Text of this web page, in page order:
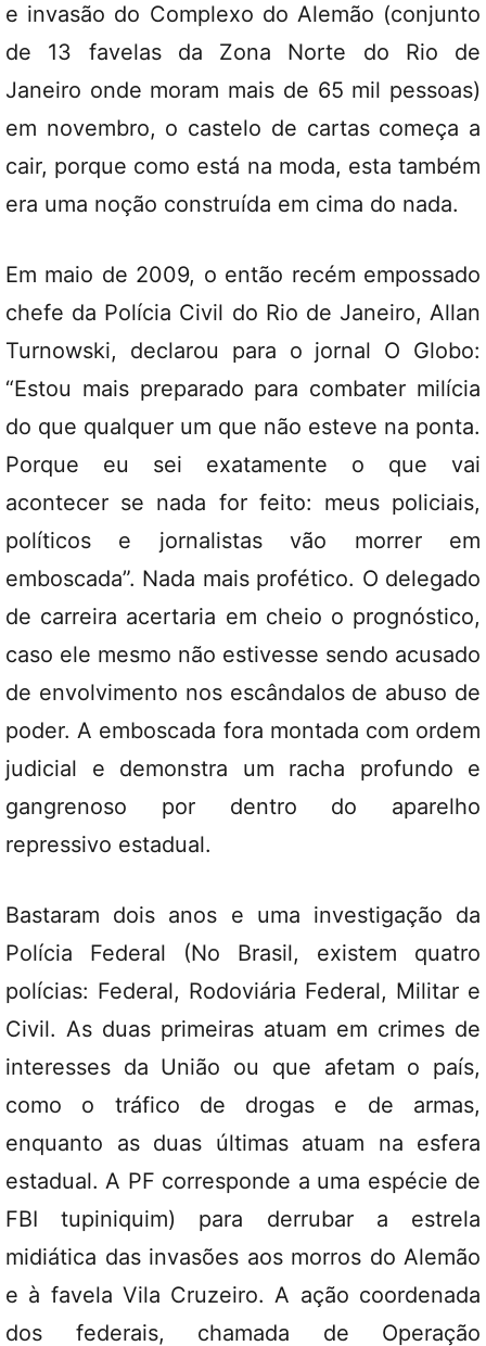
e invasão do Complexo do Alemão (conjunto
de 13 favelas da Zona Norte do Rio de
Janeiro onde moram mais de 65 mil pessoas)
em novembro, o castelo de cartas começa a
cair, porque como está na moda, esta também
era uma noção construída em cima do nada.
Em maio de 2009, o então recém empossado
chefe da Polícia Civil do Rio de Janeiro, Allan
Turnowski, declarou para o jornal O Globo:
“Estou mais preparado para combater milícia
do que qualquer um que não esteve na ponta.
Porque eu sei exatamente o que vai
acontecer se nada for feito: meus policiais,
políticos e jornalistas vão morrer em
emboscada”. Nada mais profético. O delegado
de carreira acertaria em cheio o prognóstico,
caso ele mesmo não estivesse sendo acusado
de envolvimento nos escândalos de abuso de
poder. A emboscada fora montada com ordem
judicial e demonstra um racha profundo e
gangrenoso por dentro do aparelho
repressivo estadual.
Bastaram dois anos e uma investigação da
Polícia Federal (No Brasil, existem quatro
polícias: Federal, Rodoviária Federal, Militar e
Civil. As duas primeiras atuam em crimes de
interesses da União ou que afetam o país,
como o tráfico de drogas e de armas,
enquanto as duas últimas atuam na esfera
estadual. A PF corresponde a uma espécie de
FBI tupiniquim) para derrubar a estrela
midiática das invasões aos morros do Alemão
e à favela Vila Cruzeiro. A ação coordenada
dos federais, chamada de Operação